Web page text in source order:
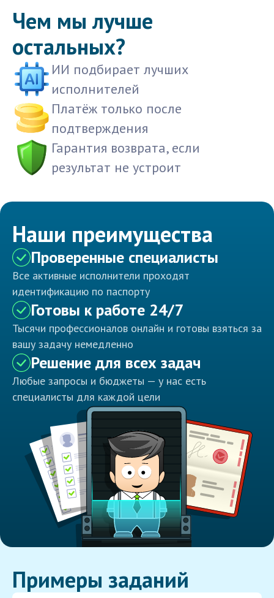
Чем мы лучше
остальных?
ИИ подбирает лучших
исполнителей
Платёж только после
подтверждения
Гарантия возврата, если
результат не устроит
Наши преимущества
Проверенные специалисты
Все активные исполнители проходят
идентификацию по паспорту
Готовы к работе 24/7
Тысячи профессионалов онлайн и готовы взяться за
вашу задачу немедленно
Решение для всех задач
Любые запросы и бюджеты — у нас есть
специалисты для каждой цели
Примеры заданий